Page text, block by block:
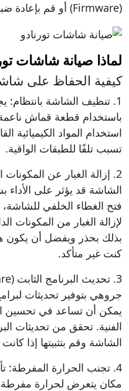
(Firmware) أو قم بإعادة ضبط المصنع.
لماذا صيانة شاشات
كيفية الحفاظ على
1. تنظيف الشاشة بانتظام:
باستخدام قطعة قماش
استخدام المواد الكيميائية
تسبب تلفًا للطبقات الواقية.
2. إزالة الغبار عن
الشاشة قد يؤثر على الأداء
فتح الغطاء الخلفي
لإزالة الغبار من المكونات
بذلك بحذر ويفضل أن يكون
كنت غير متأكد.
جروهي بتوفير تحديثات
يمكن أن تساعد في تحسين
الفنية. تحقق من تحديثات
الشاشة وقم بتثبيتها إذا
4. تجنب الحرارة
مكان يتعرض لحرارة